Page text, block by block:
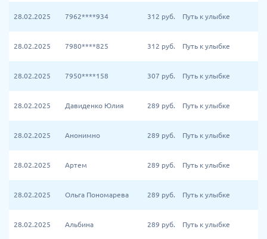
28.02.2025 7962****934 312 руб. Путь к улыбке
28.02.2025 7980****825 312 руб. Путь к улыбке
28.02.2025 7950****158 307 руб. Путь к улыбке
28.02.2025 Давиденко Юлия 289 руб. Путь к улыбке
28.02.2025 Анонимно 289 руб. Путь к улыбке
28.02.2025 Артем 289 руб. Путь к улыбке
28.02.2025 Ольга Пономарева 289 руб. Путь к улыбке
28.02.2025 Альбина 289 руб. Путь к улыбке